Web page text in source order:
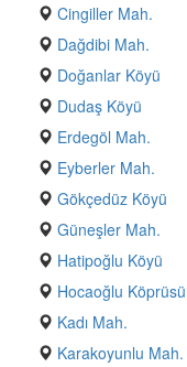
Cingiller Mah.
Dağdibi Mah.
Doğanlar Köyü
Dudaş Köyü
Erdegöl Mah.
Eyberler Mah.
Gökçedüz Köyü
Güneşler Mah.
Hatipoğlu Köyü
Hocaoğlu
Kadı Mah.
Karakoyunlu Mah.